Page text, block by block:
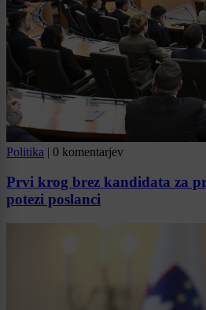
Politika | 0 komentarjev
Prvi krog brez kandidata za
potezi poslanci